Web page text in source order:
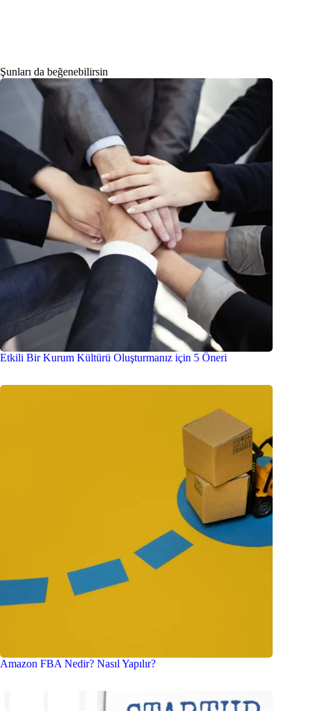
Şunları da beğenebilirsin
Etkili Bir Kurum Kültürü Oluşturmanız için 5 Öneri
Amazon FBA Nedir? Nasıl Yapılır?